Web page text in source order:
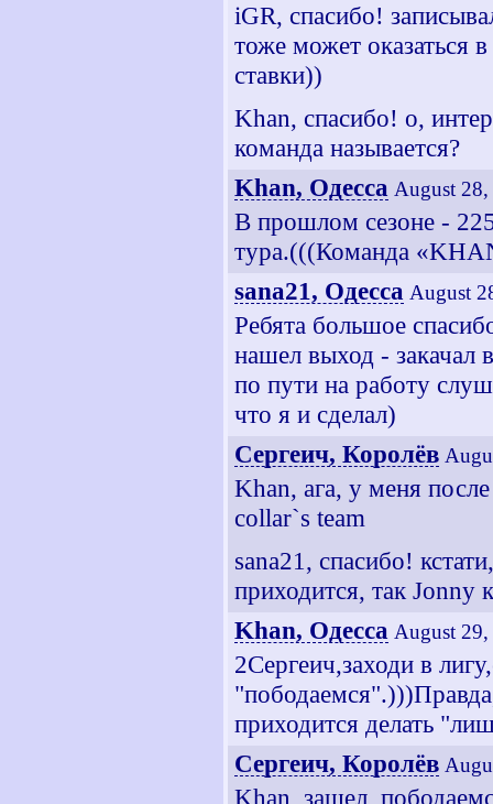
iGR, спасибо!
тоже может оказаться
ставки))
Khan, спасибо! о,
команда называется?
Khan, Одесса August
В прошлом сезоне -
тура.(((Команда
sana21, Одесса August
Ребята большое
нашел выход - закачал
по пути на работу
что я и сделал)
Сергеич, Королёв
Khan, ага, у меня
collar`s team
sana21, спасибо!
приходится, так Jonny
Khan, Одесса August
2Сергеич,заходи в
приходится делать
Сергеич, Королёв
Khan, зашел,